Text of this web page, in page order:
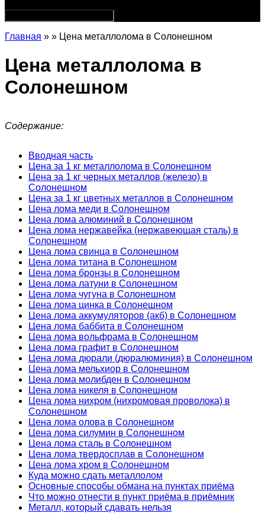
Главная » » Цена металлолома в Солонешном
Цена металлолома в
Солонешном
Содержание:
Вводная часть
Цена за 1 кг металлолома в Солонешном
Цена за 1 кг черных металлов (железо) в
Солонешном
Цена за 1 кг цветных металлов в Солонешном
Цена лома меди в Солонешном
Цена лома алюминий в Солонешном
Цена лома нержавейка (нержавеющая сталь) в
Солонешном
Цена лома свинца в Солонешном
Цена лома титана в Солонешном
Цена лома бронзы в Солонешном
Цена лома латуни в Солонешном
Цена лома чугуна в Солонешном
Цена лома цинка в Солонешном
Цена лома аккумуляторов (акб) в Солонешном
Цена лома баббита в Солонешном
Цена лома вольфрама в Солонешном
Цена лома графит в Солонешном
Цена лома дюрали (дюралюминия) в Солонешном
Цена лома мельхиор в Солонешном
Цена лома молибден в Солонешном
Цена лома никеля в Солонешном
Цена лома нихром (нихромовая проволока) в
Солонешном
Цена лома олова в Солонешном
Цена лома силумин в Солонешном
Цена лома сталь в Солонешном
Цена лома твердосплав в Солонешном
Цена лома хром в Солонешном
Куда можно сдать металлолом
Основные способы обмана на пунктах приёма
Что можно отнести в пункт приёма в приёмник
Металл, который сдавать нельзя